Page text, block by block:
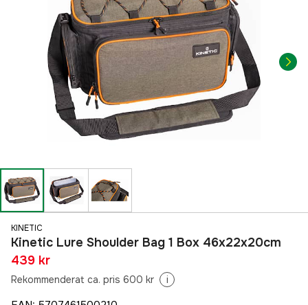
KINETIC
Kinetic Lure Shoulder Bag 1 Box 46x22x20cm
439 kr
Rekommenderat ca. pris 600 kr i